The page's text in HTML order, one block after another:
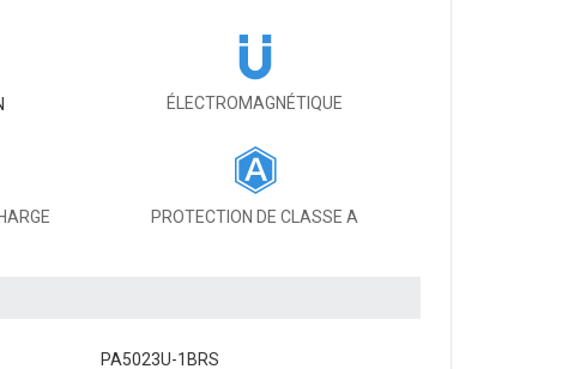
ÉLECTROMAGNÉTIQUE
PROTECTION DE CLASSE A
PA5023U-1BRS